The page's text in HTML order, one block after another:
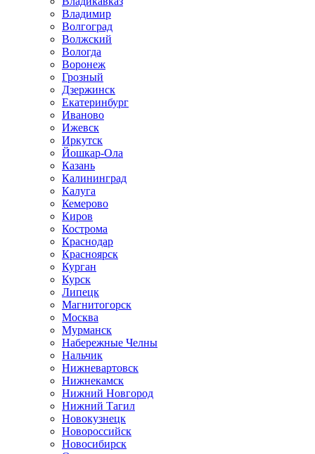
Владимир
Волгоград
Волжский
Вологда
Воронеж
Грозный
Дзержинск
Екатеринбург
Иваново
Ижевск
Иркутск
Йошкар-Ола
Казань
Калининград
Калуга
Кемерово
Киров
Кострома
Краснодар
Красноярск
Курган
Курск
Липецк
Магнитогорск
Москва
Мурманск
Набережные Челны
Нальчик
Нижневартовск
Нижнекамск
Нижний Новгород
Нижний Тагил
Новокузнецк
Новороссийск
Новосибирск